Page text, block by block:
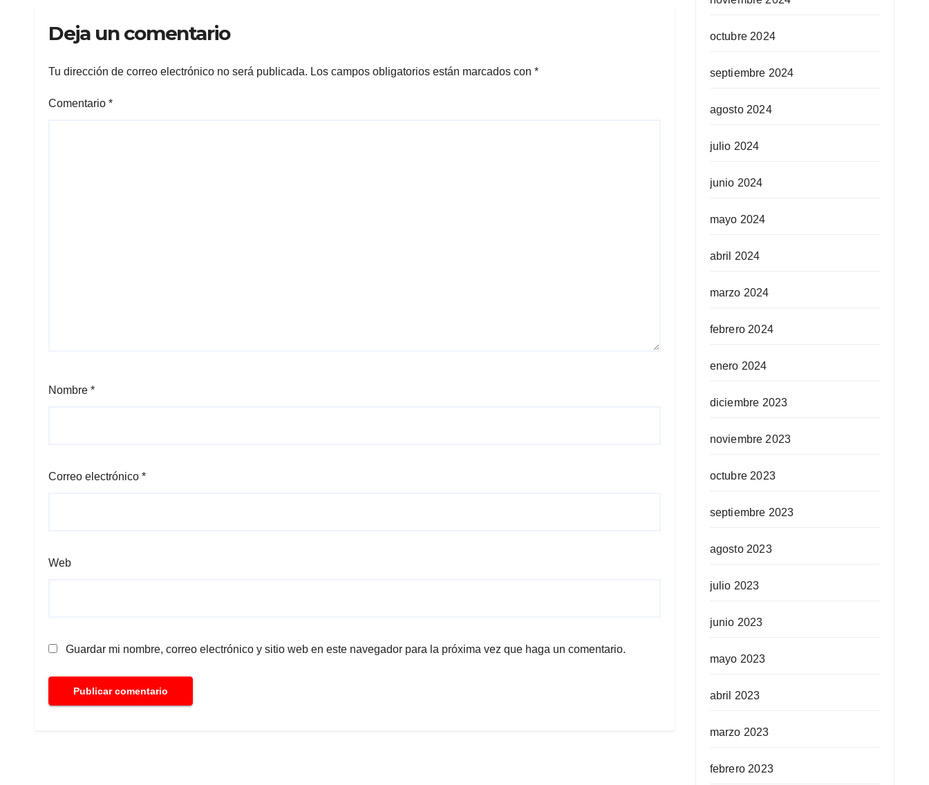
Deja un comentario
Tu dirección de correo electrónico no será publicada. Los campos obligatorios están marcados con *
Comentario *
Nombre *
Correo electrónico *
Web
Guardar mi nombre, correo electrónico y sitio web en este navegador para la próxima vez que haga un comentario.
octubre 2024
septiembre 2024
agosto 2024
julio 2024
junio 2024
mayo 2024
abril 2024
marzo 2024
febrero 2024
enero 2024
diciembre 2023
noviembre 2023
octubre 2023
septiembre 2023
agosto 2023
julio 2023
junio 2023
mayo 2023
abril 2023
marzo 2023
febrero 2023